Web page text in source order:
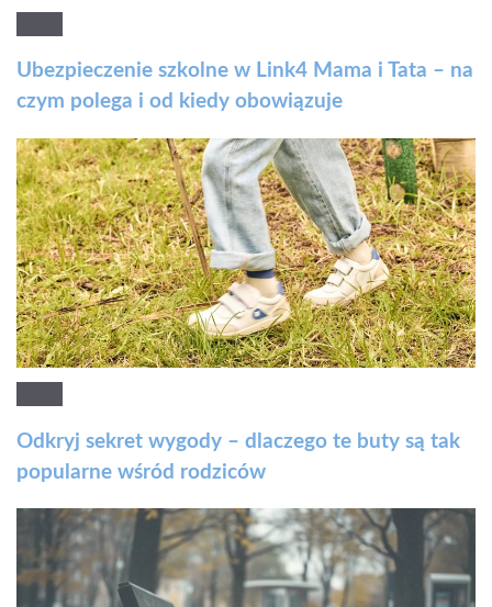
Ubezpieczenie szkolne w Link4 Mama i Tata – na
czym polega i od kiedy obowiązuje
Odkryj sekret wygody – dlaczego te buty są tak
popularne wśród rodziców